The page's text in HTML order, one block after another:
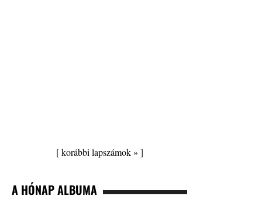
[korábbi lapszámok » ]
A HÓNAP ALBUMA